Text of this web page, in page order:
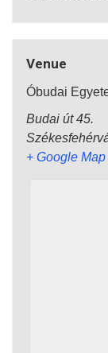
Venue
Óbudai
Budai út 45.
+ Google Map